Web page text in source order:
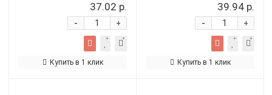
37.02 р.
+
-
Купить в 1 клик
39.94 р.
+
-
Купить в 1 клик